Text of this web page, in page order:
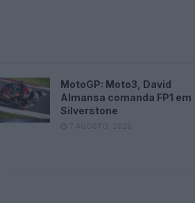
MotoGP: Moto3, David
Almansa comanda FP1 em
Silverstone
7 AGOSTO, 2026